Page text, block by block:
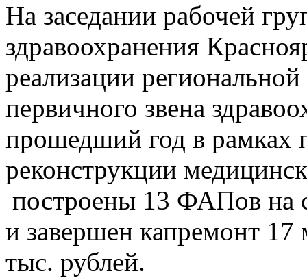
На заседании рабочей
здравоохранения
реализации
первичного звена
прошедший год в рамках
реконструкции
построены 13 ФАПов на
и завершен капремонт
тыс. рублей.